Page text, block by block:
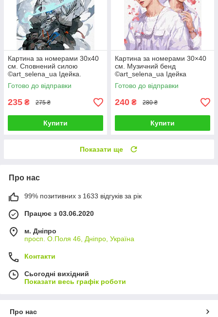
Картина за номерами 30х40
см. Сповнений силою
©art_selena_ua Ідейка.
KHO8387
Готово до відправки
235 ₴ 275 ₴
Купити
Картина за номерами 30×40
см. Музичний бенд
©art_selena_ua Ідейка
КНО8394
Готово до відправки
240 ₴ 280 ₴
Купити
Показати ще
Про нас
99% позитивних з 1633 відгуків за рік
Працює з 03.06.2020
м. Дніпро
просп. О.Поля 46, Дніпро, Україна
Контакти
Сьогодні вихідний
Показати весь графік роботи
Про нас